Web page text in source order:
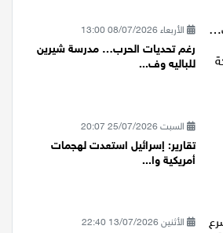
الأربعاء 08/07/2026 13:00
رغم تحديات الحرب… مدرسة شيرين
للباليه وف...
السبت 25/07/2026 20:07
تقارير: إسرائيل استعدت لهجمات
أمريكية وا...
الأثنين 13/07/2026 22:40